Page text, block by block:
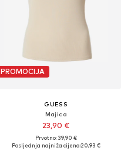
PROMOCIJA
GUESS
Majica
23,90 €
Prvotno: 39,90 €
Posljednja najniža cijena:20,93 €